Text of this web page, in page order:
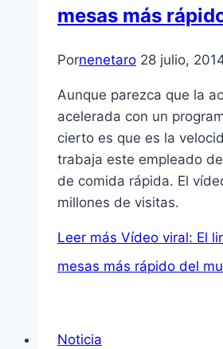
mesas más
Pornenetaro 28 julio,
Aunque parezca que la
acelerada con un
cierto es que es la
trabaja este empleado
de comida rápida. El
millones de visitas.
Leer más Vídeo viral: El
mesas más rápido del
Noticia